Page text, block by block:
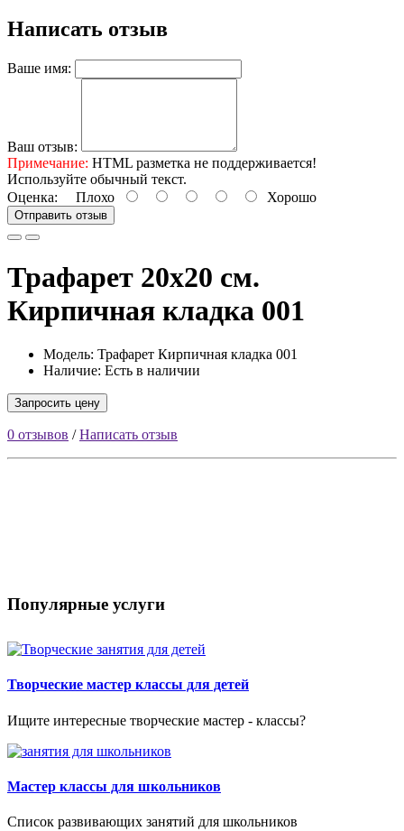
Написать отзыв
Ваше имя:
Ваш отзыв:
Примечание: HTML разметка не поддерживается!
Используйте обычный текст.
Оценка: Плохо Хорошо
Отправить отзыв
Трафарет 20х20 см.
Кирпичная кладка 001
Модель: Трафарет Кирпичная кладка 001
Наличие: Есть в наличии
Запросить цену
0 отзывов /Написать отзыв
Популярные услуги
Творческие мастер классы для детей
Ищите интересные творческие мастер - классы?
Мастер классы для школьников
Список развивающих занятий для школьников